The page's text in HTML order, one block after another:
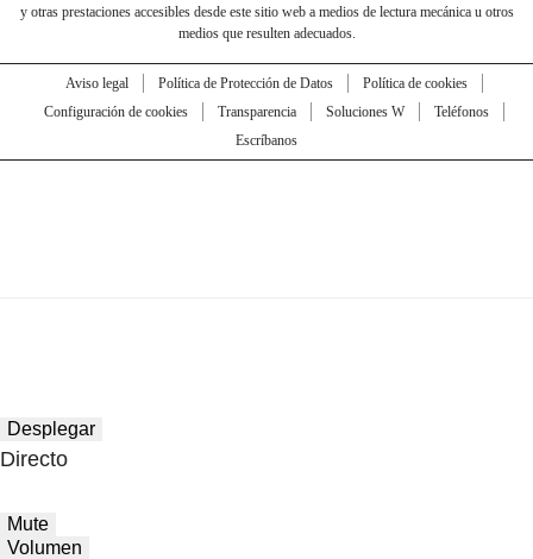
y otras prestaciones accesibles desde este sitio web a medios de lectura mecánica u otros
medios que resulten adecuados.
Aviso legal Política de Protección de Datos
Política de cookies
Configuración de cookies
Transparencia Soluciones W
Teléfonos
Escríbanos
Desplegar
Directo
Mute
Volumen